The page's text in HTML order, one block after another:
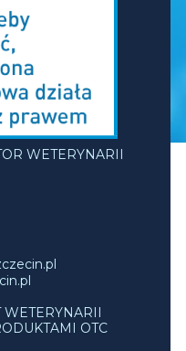
WETERYNARII
WETERYNARII
OTC